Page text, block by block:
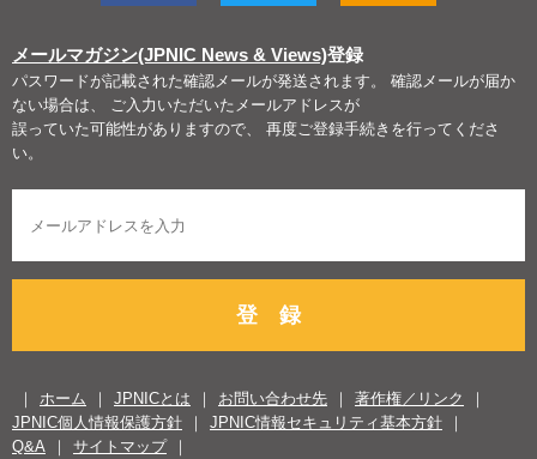
メールマガジン(JPNIC News & Views)登録
パスワードが記載された確認メールが発送されます。 確認メールが届か
ない場合は、 ご入力いただいたメールアドレスが
誤っていた可能性がありますので、 再度ご登録手続きを行ってくださ
い。
登 録
ホーム JPNICとは お問い合わせ先
著作権／リンク
JPNIC個人情報保護方針
JPNIC情報セキュリティ基本方針
Q&A
サイトマップ